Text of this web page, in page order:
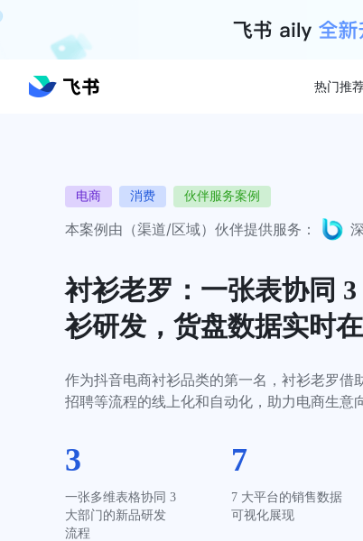
热门推
电商 消费 伙伴服务案例
本案例由（渠道/区域）伙伴提供服务：
衬衫老罗：一张表协同
衫研发，货盘数据实时
作为抖音电商衬衫品类的第一名，衬衫老罗借
招聘等流程的线上化和自动化，助力电商生意
3
一张多维表格协同 3
大部门的新品研发
流程
7
7 大平台的销售数据
可视化展现